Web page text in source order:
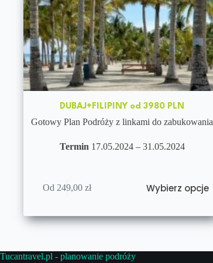
DUBAJ+FILIPINY od 3980 PLN
Gotowy Plan Podróży z linkami do zabukowania
Termin 17.05.2024 – 31.05.2024
Od 249,00 zł Wybierz opcje
Tucantravel.pl - planowanie podróży